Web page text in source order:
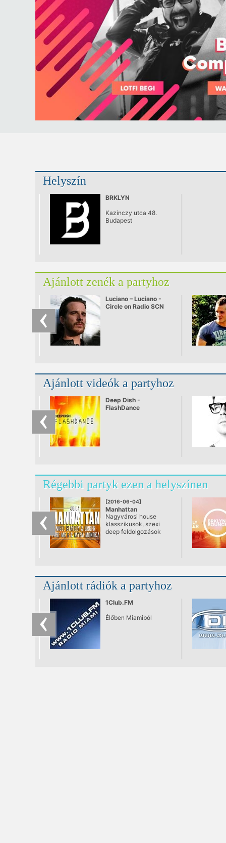
Helyszín
BRKLYN
Kazinczy utca 48.
Budapest
Ajánlott zenék a partyhoz
Luciano – Luciano -
Circle on Radio SCN
Ajánlott videók a partyhoz
Deep Dish -
FlashDance
Régebbi partyk ezen a helyszínen
[2016-06-04]
Manhattan
@ BRKLYN
Nagyvárosi house
klasszikusok, szexi
deep feldolgozások
megcsavarja az első
júniusi szombatot!
Ajánlott rádiók a partyhoz
1Club.FM
Élőben Miamiból